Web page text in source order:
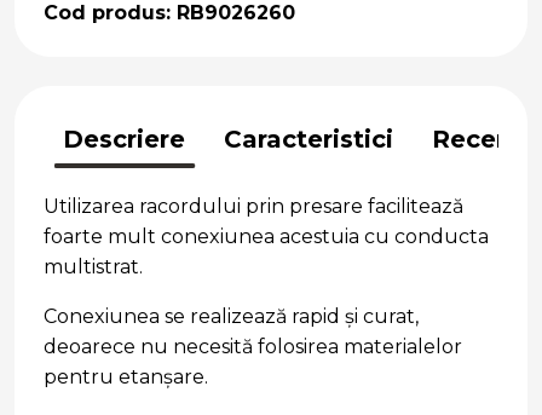
Cod produs: RB9026260
Descriere Caracteristici
Utilizarea racordului prin presare facilitează
foarte mult conexiunea acestuia cu conducta
multistrat.
Conexiunea se realizează rapid și curat,
deoarece nu necesită folosirea materialelor
pentru etanșare.